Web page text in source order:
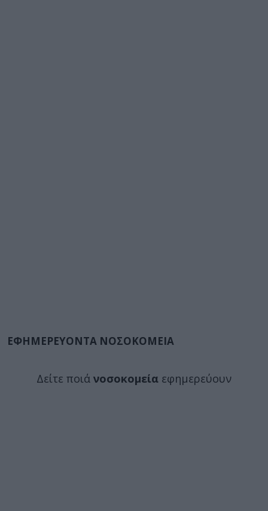
ΕΦΗΜΕΡΕΥΟΝΤΑ ΝΟΣΟΚΟΜΕΙΑ
Δείτε ποιά νοσοκομεία εφημερεύουν